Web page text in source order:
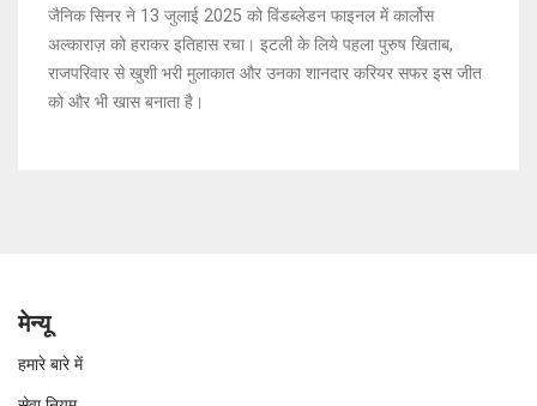
जैनिक सिनर ने 13 जुलाई 2025 को विंडब्लेडन फाइनल में कार्लोस
अल्काराज़ को हराकर इतिहास रचा। इटली के लिये पहला पुरुष खिताब,
राजपरिवार से खुशी भरी मुलाकात और उनका शानदार करियर सफर इस जीत
को और भी खास बनाता है।
मेन्यू
हमारे बारे में